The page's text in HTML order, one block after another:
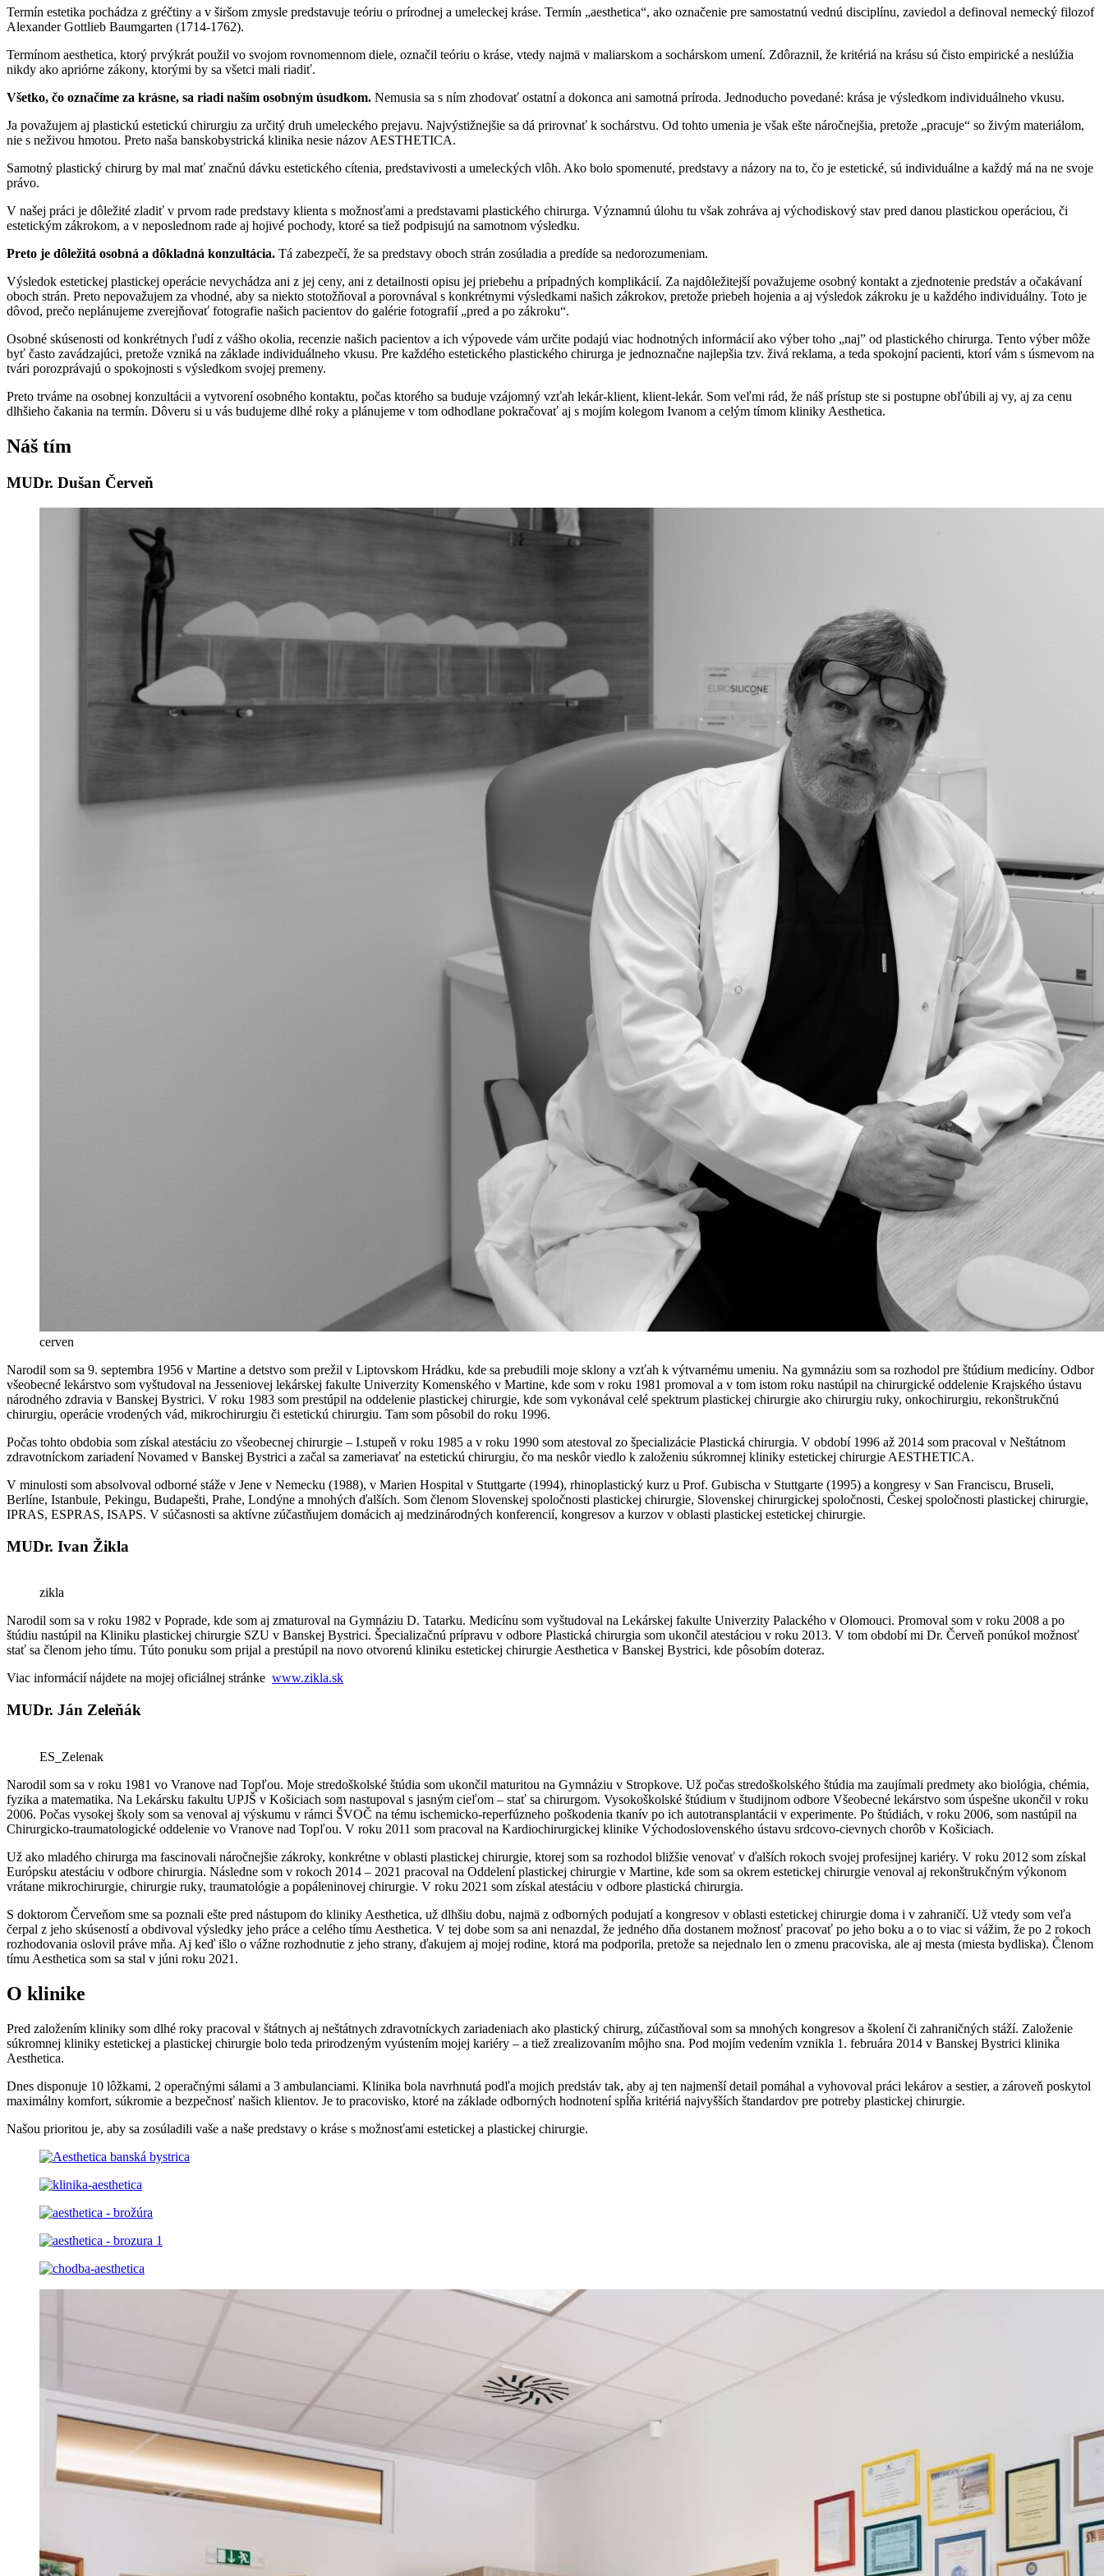
Termín estetika pochádza z gréčtiny a v širšom zmysle predstavuje teóriu o prírodnej a umeleckej kráse. Termín „aesthetica“, ako označenie pre samostatnú vednú disciplínu, zaviedol a definoval nemecký filozof
Alexander Gottlieb Baumgarten (1714-1762).
Termínom aesthetica, ktorý prvýkrát použil vo svojom rovnomennom diele, označil teóriu o kráse, vtedy najmä v maliarskom a sochárskom umení. Zdôraznil, že kritériá na krásu sú čisto empirické a neslúžia
nikdy ako apriórne zákony, ktorými by sa všetci mali riadiť.
Všetko, čo označíme za krásne, sa riadi naším osobným úsudkom. Nemusia sa s ním zhodovať ostatní a dokonca ani samotná príroda. Jednoducho povedané: krása je výsledkom individuálneho vkusu.
Ja považujem aj plastickú estetickú chirurgiu za určitý druh umeleckého prejavu. Najvýstižnejšie sa dá prirovnať k sochárstvu. Od tohto umenia je však ešte náročnejšia, pretože „pracuje“ so živým materiálom,
nie s neživou hmotou. Preto naša banskobystrická klinika nesie názov AESTHETICA.
Samotný plastický chirurg by mal mať značnú dávku estetického cítenia, predstavivosti a umeleckých vlôh. Ako bolo spomenuté, predstavy a názory na to, čo je estetické, sú individuálne a každý má na ne svoje
právo.
V našej práci je dôležité zladiť v prvom rade predstavy klienta s možnosťami a predstavami plastického chirurga. Významnú úlohu tu však zohráva aj východiskový stav pred danou plastickou operáciou, či
estetickým zákrokom, a v neposlednom rade aj hojivé pochody, ktoré sa tiež podpisujú na samotnom výsledku.
Preto je dôležitá osobná a dôkladná konzultácia. Tá zabezpečí, že sa predstavy oboch strán zosúladia a predíde sa nedorozumeniam.
Výsledok estetickej plastickej operácie nevychádza ani z jej ceny, ani z detailnosti opisu jej priebehu a prípadných komplikácií. Za najdôležitejší považujeme osobný kontakt a zjednotenie predstáv a očakávaní
oboch strán. Preto nepovažujem za vhodné, aby sa niekto stotožňoval a porovnával s konkrétnymi výsledkami našich zákrokov, pretože priebeh hojenia a aj výsledok zákroku je u každého individuálny. Toto je
dôvod, prečo neplánujeme zverejňovať fotografie našich pacientov do galérie fotografií „pred a po zákroku“.
Osobné skúsenosti od konkrétnych ľudí z vášho okolia, recenzie našich pacientov a ich výpovede vám určite podajú viac hodnotných informácií ako výber toho „naj” od plastického chirurga. Tento výber môže
byť často zavádzajúci, pretože vzniká na základe individuálneho vkusu. Pre každého estetického plastického chirurga je jednoznačne najlepšia tzv. živá reklama, a teda spokojní pacienti, ktorí vám s úsmevom na
tvári porozprávajú o spokojnosti s výsledkom svojej premeny.
Preto trváme na osobnej konzultácii a vytvorení osobného kontaktu, počas ktorého sa buduje vzájomný vzťah lekár-klient, klient-lekár. Som veľmi rád, že náš prístup ste si postupne obľúbili aj vy, aj za cenu
dlhšieho čakania na termín. Dôveru si u vás budujeme dlhé roky a plánujeme v tom odhodlane pokračovať aj s mojím kolegom Ivanom a celým tímom kliniky Aesthetica.
Náš tím
MUDr. Dušan Červeň
cerven
Narodil som sa 9. septembra 1956 v Martine a detstvo som prežil v Liptovskom Hrádku, kde sa prebudili moje sklony a vzťah k výtvarnému umeniu. Na gymnáziu som sa rozhodol pre štúdium medicíny. Odbor
všeobecné lekárstvo som vyštudoval na Jesseniovej lekárskej fakulte Univerzity Komenského v Martine, kde som v roku 1981 promoval a v tom istom roku nastúpil na chirurgické oddelenie Krajského ústavu
národného zdravia v Banskej Bystrici. V roku 1983 som prestúpil na oddelenie plastickej chirurgie, kde som vykonával celé spektrum plastickej chirurgie ako chirurgiu ruky, onkochirurgiu, rekonštrukčnú
chirurgiu, operácie vrodených vád, mikrochirurgiu či estetickú chirurgiu. Tam som pôsobil do roku 1996.
Počas tohto obdobia som získal atestáciu zo všeobecnej chirurgie – I.stupeň v roku 1985 a v roku 1990 som atestoval zo špecializácie Plastická chirurgia. V období 1996 až 2014 som pracoval v Neštátnom
zdravotníckom zariadení Novamed v Banskej Bystrici a začal sa zameriavať na estetickú chirurgiu, čo ma neskôr viedlo k založeniu súkromnej kliniky estetickej chirurgie AESTHETICA.
V minulosti som absolvoval odborné stáže v Jene v Nemecku (1988), v Marien Hospital v Stuttgarte (1994), rhinoplastický kurz u Prof. Gubischa v Stuttgarte (1995) a kongresy v San Franciscu, Bruseli,
Berlíne, Istanbule, Pekingu, Budapešti, Prahe, Londýne a mnohých ďalších. Som členom Slovenskej spoločnosti plastickej chirurgie, Slovenskej chirurgickej spoločnosti, Českej spoločnosti plastickej chirurgie,
IPRAS, ESPRAS, ISAPS. V súčasnosti sa aktívne zúčastňujem domácich aj medzinárodných konferencií, kongresov a kurzov v oblasti plastickej estetickej chirurgie.
MUDr. Ivan Žikla
zikla
Narodil som sa v roku 1982 v Poprade, kde som aj zmaturoval na Gymnáziu D. Tatarku. Medicínu som vyštudoval na Lekárskej fakulte Univerzity Palackého v Olomouci. Promoval som v roku 2008 a po
štúdiu nastúpil na Kliniku plastickej chirurgie SZU v Banskej Bystrici. Špecializačnú prípravu v odbore Plastická chirurgia som ukončil atestáciou v roku 2013. V tom období mi Dr. Červeň ponúkol možnosť
stať sa členom jeho tímu. Túto ponuku som prijal a prestúpil na novo otvorenú kliniku estetickej chirurgie Aesthetica v Banskej Bystrici, kde pôsobím doteraz.
Viac informácií nájdete na mojej oficiálnej stránke www.zikla.sk
MUDr. Ján Zeleňák
ES_Zelenak
Narodil som sa v roku 1981 vo Vranove nad Topľou. Moje stredoškolské štúdia som ukončil maturitou na Gymnáziu v Stropkove. Už počas stredoškolského štúdia ma zaujímali predmety ako biológia, chémia,
fyzika a matematika. Na Lekársku fakultu UPJŠ v Košiciach som nastupoval s jasným cieľom – stať sa chirurgom. Vysokoškolské štúdium v študijnom odbore Všeobecné lekárstvo som úspešne ukončil v roku
2006. Počas vysokej školy som sa venoval aj výskumu v rámci ŠVOČ na tému ischemicko-reperfúzneho poškodenia tkanív po ich autotransplantácii v experimente. Po štúdiách, v roku 2006, som nastúpil na
Chirurgicko-traumatologické oddelenie vo Vranove nad Topľou. V roku 2011 som pracoval na Kardiochirurgickej klinike Východoslovenského ústavu srdcovo-cievnych chorôb v Košiciach.
Už ako mladého chirurga ma fascinovali náročnejšie zákroky, konkrétne v oblasti plastickej chirurgie, ktorej som sa rozhodol bližšie venovať v ďalších rokoch svojej profesijnej kariéry. V roku 2012 som získal
Európsku atestáciu v odbore chirurgia. Následne som v rokoch 2014 – 2021 pracoval na Oddelení plastickej chirurgie v Martine, kde som sa okrem estetickej chirurgie venoval aj rekonštrukčným výkonom
vrátane mikrochirurgie, chirurgie ruky, traumatológie a popáleninovej chirurgie. V roku 2021 som získal atestáciu v odbore plastická chirurgia.
S doktorom Červeňom sme sa poznali ešte pred nástupom do kliniky Aesthetica, už dlhšiu dobu, najmä z odborných podujatí a kongresov v oblasti estetickej chirurgie doma i v zahraničí. Už vtedy som veľa
čerpal z jeho skúseností a obdivoval výsledky jeho práce a celého tímu Aesthetica. V tej dobe som sa ani nenazdal, že jedného dňa dostanem možnosť pracovať po jeho boku a o to viac si vážim, že po 2 rokoch
rozhodovania oslovil práve mňa. Aj keď išlo o vážne rozhodnutie z jeho strany, ďakujem aj mojej rodine, ktorá ma podporila, pretože sa nejednalo len o zmenu pracoviska, ale aj mesta (miesta bydliska). Členom
tímu Aesthetica som sa stal v júni roku 2021.
O klinike
Pred založením kliniky som dlhé roky pracoval v štátnych aj neštátnych zdravotníckych zariadeniach ako plastický chirurg, zúčastňoval som sa mnohých kongresov a školení či zahraničných stáží. Založenie
súkromnej kliniky estetickej a plastickej chirurgie bolo teda prirodzeným vyústením mojej kariéry – a tiež zrealizovaním môjho sna. Pod mojím vedením vznikla 1. februára 2014 v Banskej Bystrici klinika
Aesthetica.
Dnes disponuje 10 lôžkami, 2 operačnými sálami a 3 ambulanciami. Klinika bola navrhnutá podľa mojich predstáv tak, aby aj ten najmenší detail pomáhal a vyhovoval práci lekárov a sestier, a zároveň poskytol
maximálny komfort, súkromie a bezpečnosť našich klientov. Je to pracovisko, ktoré na základe odborných hodnotení spĺňa kritériá najvyšších štandardov pre potreby plastickej chirurgie.
Našou prioritou je, aby sa zosúladili vaše a naše predstavy o kráse s možnosťami estetickej a plastickej chirurgie.